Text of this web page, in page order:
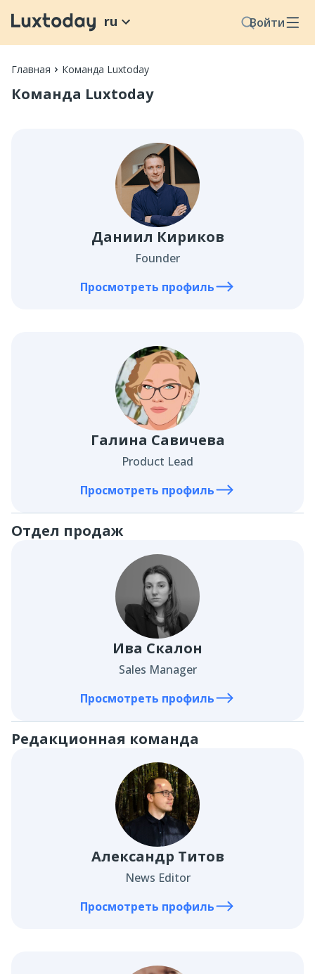
Войти
ru
Главная Команда Luxtoday
Команда Luxtoday
Даниил Кириков
Founder
Просмотреть профиль
Галина Савичева
Product Lead
Просмотреть профиль
Отдел продаж
Ива Скалон
Sales Manager
Просмотреть профиль
Редакционная команда
Александр Титов
News Editor
Просмотреть профиль